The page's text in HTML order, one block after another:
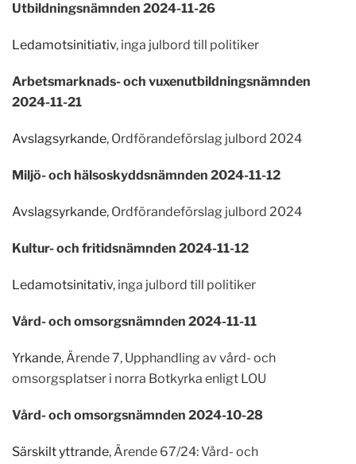
Utbildningsnämnden 2024-11-26
Ledamotsinitiativ, inga julbord till politiker
Arbetsmarknads- och vuxenutbildningsnämnden
2024-11-21
Avslagsyrkande, Ordförandeförslag julbord 2024
Miljö- och hälsoskyddsnämnden 2024-11-12
Avslagsyrkande, Ordförandeförslag julbord 2024
Kultur- och fritidsnämnden 2024-11-12
Ledamotsinitativ, inga julbord till politiker
Vård- och omsorgsnämnden 2024-11-11
Yrkande, Ärende 7, Upphandling av vård- och
omsorgsplatser i norra Botkyrka enligt LOU
Vård- och omsorgsnämnden 2024-10-28
Särskilt yttrande, Ärende 67/24: Vård- och